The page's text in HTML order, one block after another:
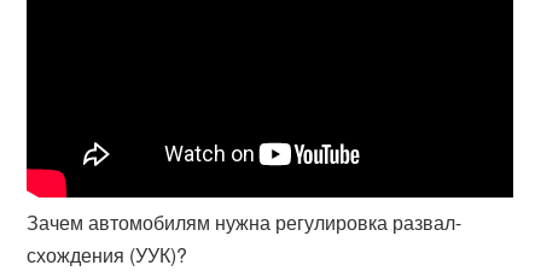
Зачем автомобилям нужна регулировка развал-
схождения (УУК)?